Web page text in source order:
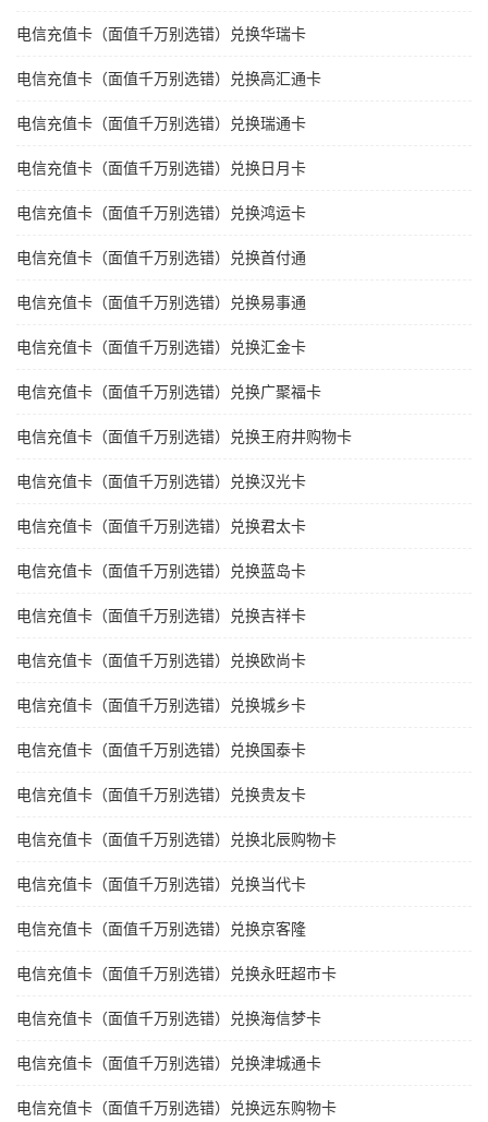
电信充值卡（面值千万别选错）兑换华瑞卡
电信充值卡（面值千万别选错）兑换高汇通卡
电信充值卡（面值千万别选错）兑换瑞通卡
电信充值卡（面值千万别选错）兑换日月卡
电信充值卡（面值千万别选错）兑换鸿运卡
电信充值卡（面值千万别选错）兑换首付通
电信充值卡（面值千万别选错）兑换易事通
电信充值卡（面值千万别选错）兑换汇金卡
电信充值卡（面值千万别选错）兑换广聚福卡
电信充值卡（面值千万别选错）兑换王府井购物卡
电信充值卡（面值千万别选错）兑换汉光卡
电信充值卡（面值千万别选错）兑换君太卡
电信充值卡（面值千万别选错）兑换蓝岛卡
电信充值卡（面值千万别选错）兑换吉祥卡
电信充值卡（面值千万别选错）兑换欧尚卡
电信充值卡（面值千万别选错）兑换城乡卡
电信充值卡（面值千万别选错）兑换国泰卡
电信充值卡（面值千万别选错）兑换贵友卡
电信充值卡（面值千万别选错）兑换北辰购物卡
电信充值卡（面值千万别选错）兑换当代卡
电信充值卡（面值千万别选错）兑换京客隆
电信充值卡（面值千万别选错）兑换永旺超市卡
电信充值卡（面值千万别选错）兑换海信梦卡
电信充值卡（面值千万别选错）兑换津城通卡
电信充值卡（面值千万别选错）兑换远东购物卡